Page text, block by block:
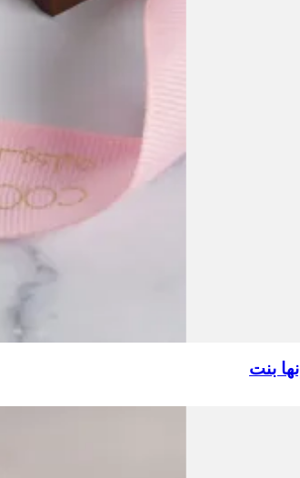
إنها بنت